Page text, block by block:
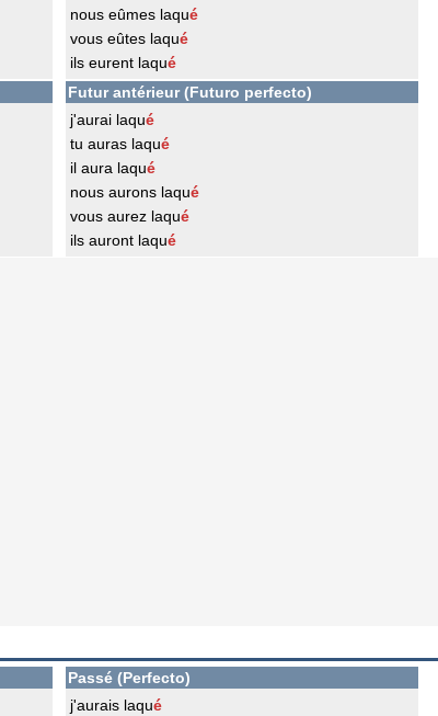
nous eûmes laqué
vous eûtes laqué
ils eurent laqué
Futur antérieur (Futuro perfecto)
j'aurai laqué
tu auras laqué
il aura laqué
nous aurons laqué
vous aurez laqué
ils auront laqué
Passé (Perfecto)
j'aurais laqué